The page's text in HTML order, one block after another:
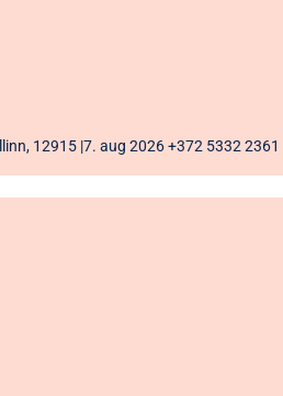
12915 |7. aug 2026+372 5332 2361